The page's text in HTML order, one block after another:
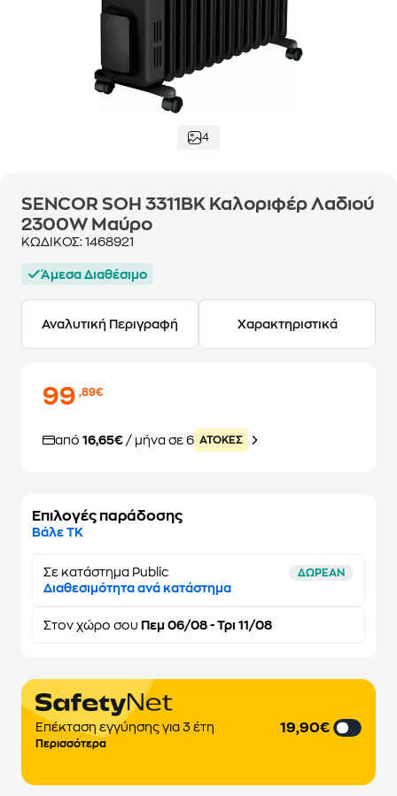
4
SENCOR SOH 3311BK Καλοριφέρ Λαδιού
2300W Μαύρο
ΚΩΔΙΚΟΣ: 1468921
Άμεσα Διαθέσιμο
Αναλυτική Περιγραφή Χαρακτηριστικά
99,89€
από 16,65€ / μήνα σε 6 ATOKEΣ
Επιλογές παράδοσης
Βάλε ΤΚ
Σε κατάστημα Public ΔΩΡΕΑΝ
Διαθεσιμότητα ανά κατάστημα
Στον χώρο σου Πεμ 06/08 - Τρι 11/08
Επέκταση εγγύησης για 3 έτη
Περισσότερα
19,90€